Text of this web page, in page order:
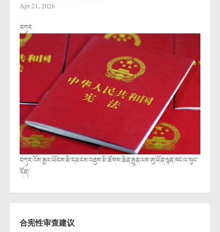
Apr 21, 2026
བཀུར
བཀུར་འོས་རྒྱལ་ཡོངས་མི་དམངས་འཐུས་མི་ཚོགས་ཆེན་རྒྱུན་ལས་ཨུ་ཡོན་ལྷན་ཁང་ལ་ཕུལ་
དོན།
合宪性审查建议